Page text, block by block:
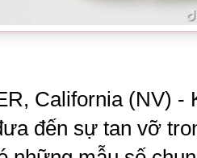
California (NV) -
đến sự tan vỡ